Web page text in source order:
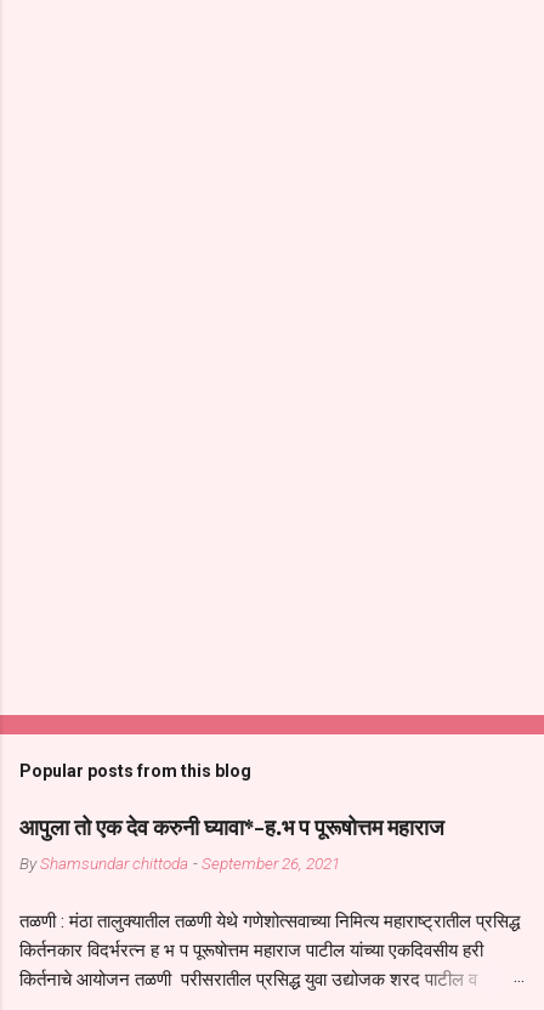
Popular posts from this blog
आपुला तो एक देव करुनी घ्यावा*-ह.भ प पूरूषोत्तम महाराज
ByShamsundar chittoda -September 26, 2021
तळणी : मंठा तालुक्यातील तळणी येथे गणेशोत्सवाच्या निमित्य महाराष्ट्रातील प्रसिद्ध
किर्तनकार विदर्भरत्न ह भ प पूरूषोत्तम महाराज पाटील यांच्या एकदिवसीय हरी
किर्तनाचे आयोजन तळणी परीसरातील प्रसिद्ध युवा उद्योजक शरद पाटील व